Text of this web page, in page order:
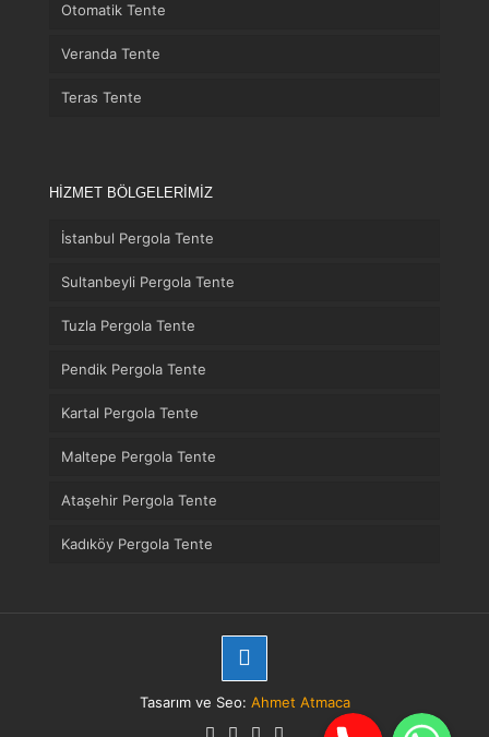
Otomatik Tente
Veranda Tente
Teras Tente
HİZMET BÖLGELERİMİZ
İstanbul Pergola Tente
Sultanbeyli Pergola Tente
Tuzla Pergola Tente
Pendik Pergola Tente
Kartal Pergola Tente
Maltepe Pergola Tente
Ataşehir Pergola Tente
Kadıköy Pergola Tente
Tasarım ve Seo: Ahmet Atmaca
Telefon WhatsApp